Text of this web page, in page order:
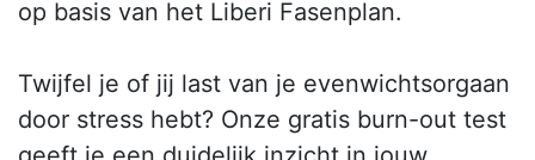
op basis van het Liberi Fasenplan.
Twijfel je of jij last van je evenwichtsorgaan
door stress hebt? Onze gratis burn-out test